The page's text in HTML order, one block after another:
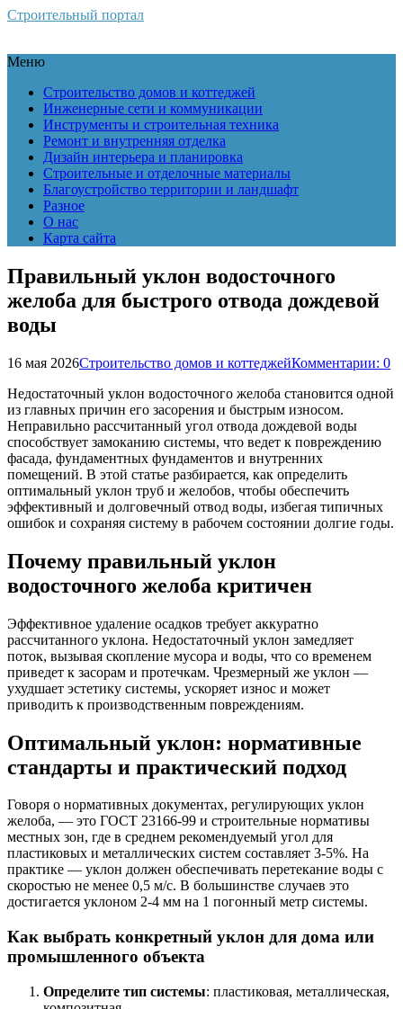
Строительный портал
Меню
Строительство домов и коттеджей
Инженерные сети и коммуникации
Инструменты и строительная техника
Ремонт и внутренняя отделка
Дизайн интерьера и планировка
Строительные и отделочные материалы
Благоустройство территории и ландшафт
Разное
О нас
Карта сайта
Правильный уклон водосточного
желоба для быстрого отвода дождевой
воды
16 мая 2026Строительство домов и коттеджейКомментарии: 0
Недостаточный уклон водосточного желоба становится одной
из главных причин его засорения и быстрым износом.
Неправильно рассчитанный угол отвода дождевой воды
способствует замоканию системы, что ведет к повреждению
фасада, фундаментных фундаментов и внутренних
помещений. В этой статье разбирается, как определить
оптимальный уклон труб и желобов, чтобы обеспечить
эффективный и долговечный отвод воды, избегая типичных
ошибок и сохраняя систему в рабочем состоянии долгие годы.
Почему правильный уклон
водосточного желоба критичен
Эффективное удаление осадков требует аккуратно
рассчитанного уклона. Недостаточный уклон замедляет
поток, вызывая скопление мусора и воды, что со временем
приведет к засорам и протечкам. Чрезмерный же уклон —
ухудшает эстетику системы, ускоряет износ и может
приводить к производственным повреждениям.
Оптимальный уклон: нормативные
стандарты и практический подход
Говоря о нормативных документах, регулирующих уклон
желоба, — это ГОСТ 23166-99 и строительные нормативы
местных зон, где в среднем рекомендуемый угол для
пластиковых и металлических систем составляет 3-5%. На
практике — уклон должен обеспечивать перетекание воды с
скоростью не менее 0,5 м/с. В большинстве случаев это
достигается уклоном 2-4 мм на 1 погонный метр системы.
Как выбрать конкретный уклон для дома или
промышленного объекта
Определите тип системы: пластиковая, металлическая,